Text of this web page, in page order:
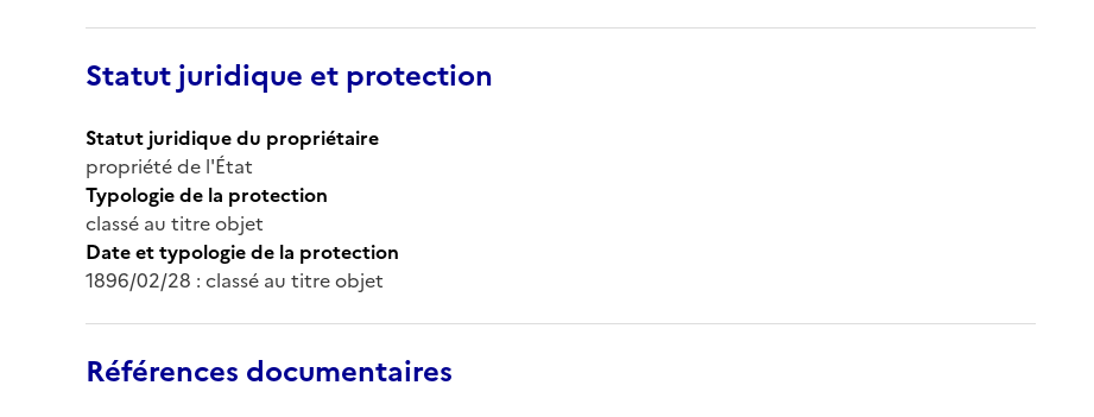
Statut juridique et protection
Statut juridique du propriétaire
propriété de l'État
Typologie de la protection
classé au titre objet
Date et typologie de la protection
1896/02/28 : classé au titre objet
Références documentaires